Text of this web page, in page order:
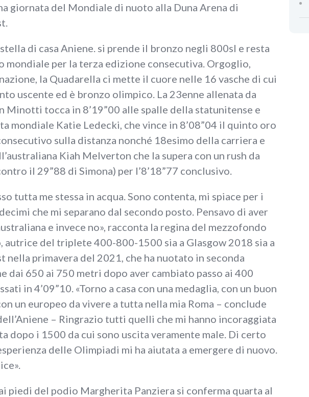
giornata del Mondiale di nuoto alla Duna Arena di
di casa Aniene. si prende il bronzo negli 800sl e resta
mondiale per la terza edizione consecutiva. Orgoglio,
la Quadarella ci mette il cuore nelle 16 vasche di cui
uscente ed è bronzo olimpico. La 23enne allenata da
Minotti tocca in 8’19”00 alle spalle della statunitense e
mondiale Katie Ledecki, che vince in 8’08”04 il quinto oro
sulla distanza nonché 18esimo della carriera e
Kiah Melverton che la supera con un rush da
il 29”88 di Simona) per l’8’18”77 conclusivo.
tutta me stessa in acqua. Sono contenta, mi spiace per i
che mi separano dal secondo posto. Pensavo di aver
e invece no», racconta la regina del mezzofondo
autrice del triplete 400-800-1500 sia a Glasgow 2018 sia a
nella primavera del 2021, che ha nuotato in seconda
dai 650 ai 750 metri dopo aver cambiato passo ai 400
in 4’09”10. «Torno a casa con una medaglia, con un buon
un europeo da vivere a tutta nella mia Roma – conclude
– Ringrazio tutti quelli che mi hanno incoraggiata
dopo i 1500 da cui sono uscita veramente male. Di certo
delle Olimpiadi mi ha aiutata a emergere di nuovo.
piedi del podio Margherita Panziera si conferma quarta al